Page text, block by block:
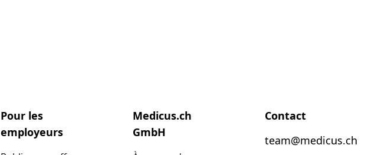
Pour les
employeurs
Medicus.ch
GmbH
Contact
team@medicus.ch